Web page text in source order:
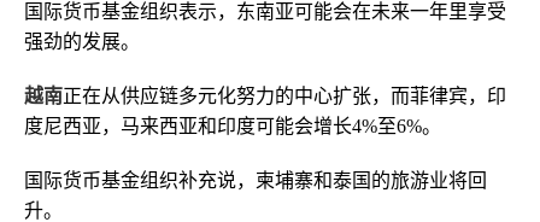
国际货币基金组织表示，东南亚可能会在未来一年里享受
强劲的发展。
越南正在从供应链多元化努力的中心扩张，而菲律宾，印
度尼西亚，马来西亚和印度可能会增长4%至6%。
国际货币基金组织补充说，柬埔寨和泰国的旅游业将回
升。